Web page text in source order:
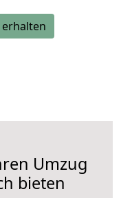
Umzug
bieten